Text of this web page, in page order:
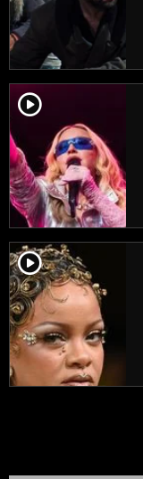
player2
player2